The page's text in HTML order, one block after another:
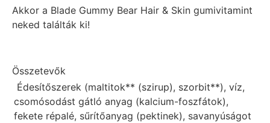
Akkor a Blade Gummy Bear Hair & Skin gumivitamint
neked találták ki!
Összetevők
Édesítőszerek (maltitok** (szirup), szorbit**), víz,
csomósodást gátló anyag (kalcium-foszfátok),
fekete répalé, sűrítőanyag (pektinek), savanyúságot